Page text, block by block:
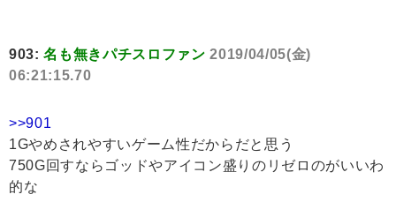
903:名も無きパチスロファン 2019/04/05(金)
06:21:15.70
>>901
1Gやめされやすいゲーム性だからだと思う
750G回すならゴッドやアイコン盛りのリゼロのがいいわ
的な